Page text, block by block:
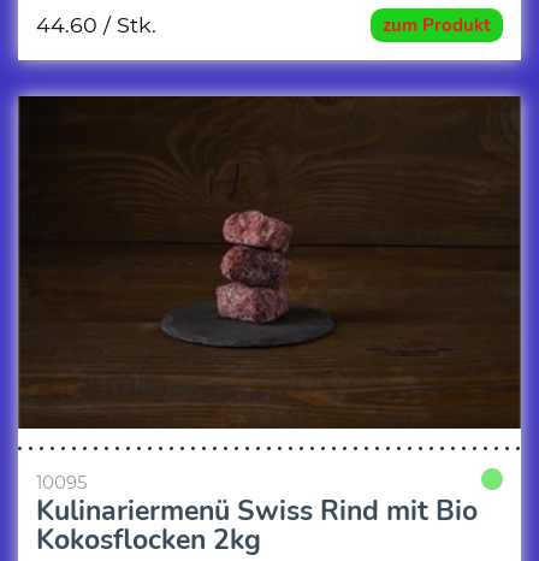
zum Produkt
44.60 / Stk.
10095
Kulinariermenü Swiss Rind mit Bio
Kokosflocken 2kg